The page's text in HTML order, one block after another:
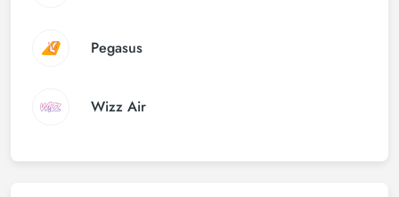
Pegasus
Wizz Air